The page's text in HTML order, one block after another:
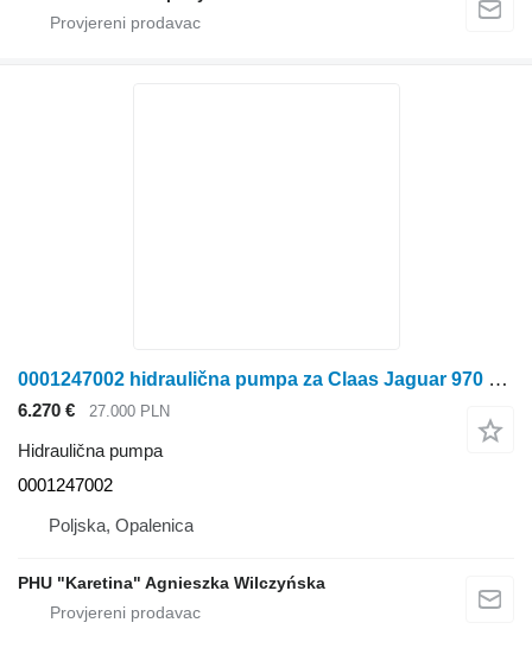
0001247002 hidraulična pumpa za Claas Jaguar 970 krmnog kombajna
6.270 € 27.000 PLN
Hidraulična pumpa
0001247002
Poljska, Opalenica
PHU "Karetina" Agnieszka Wilczyńska